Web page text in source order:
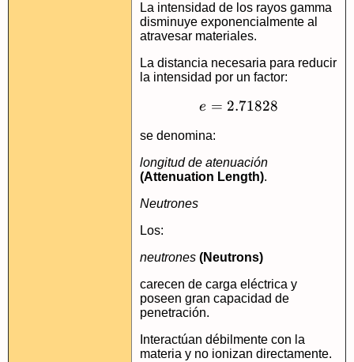
La intensidad de los rayos gamma
disminuye exponencialmente al
atravesar materiales.
La distancia necesaria para reducir
la intensidad por un factor:
e = 2.71828
e = 2.71828
se denomina:
longitud de atenuación
(Attenuation Length).
Neutrones
Los:
neutrones (Neutrons)
carecen de carga eléctrica y
poseen gran capacidad de
penetración.
Interactúan débilmente con la
materia y no ionizan directamente.